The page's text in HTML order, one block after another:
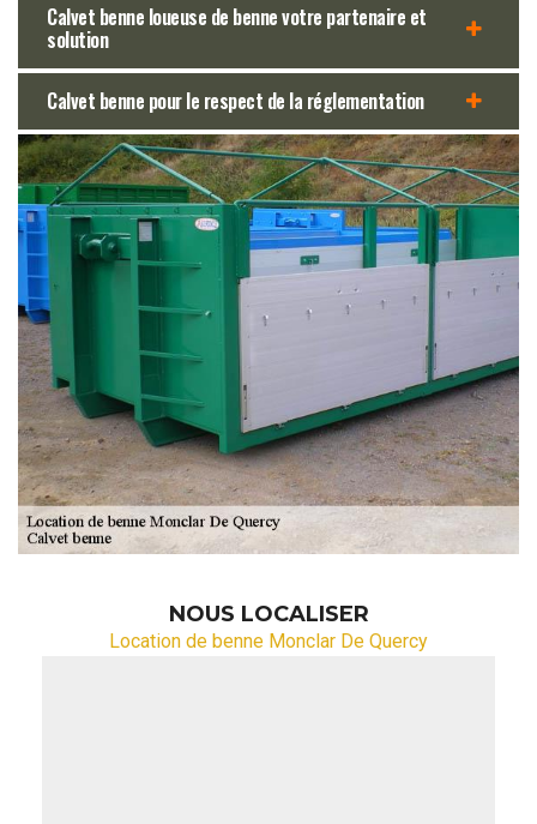
Calvet benne loueuse de benne votre partenaire et
solution
Calvet benne pour le respect de la réglementation
NOUS LOCALISER
Location de benne Monclar De Quercy